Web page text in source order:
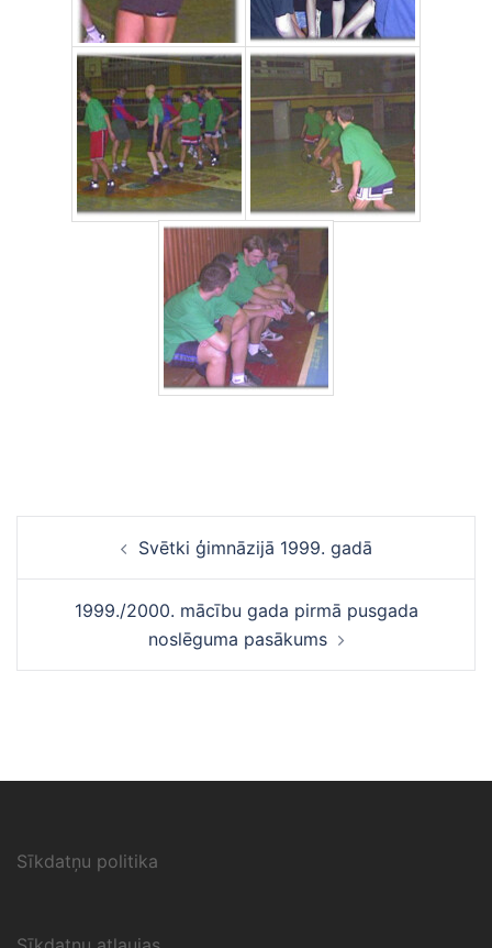
navigācijaSvētki ģimnāzijā 1999. gadā
1999./2000. mācību gada pirmā pusgada
noslēguma pasākums
Sīkdatņu politika